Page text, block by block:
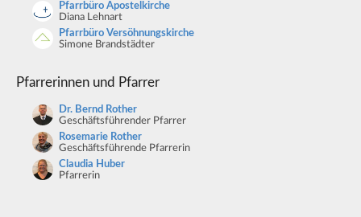
Pfarrbüro Apostelkirche
Diana Lehnart
Pfarrbüro Versöhnungskirche
Simone Brandstädter
Pfarrerinnen und Pfarrer
Dr. Bernd Rother
Geschäftsführender Pfarrer
Rosemarie Rother
Geschäftsführende Pfarrerin
Claudia Huber
Pfarrerin